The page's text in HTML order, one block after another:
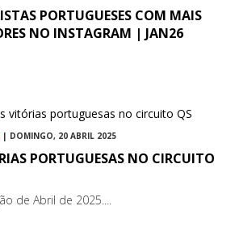
PORTUGUESES COM MAIS
NO INSTAGRAM | JAN26
| DOMINGO, 20 ABRIL 2025
PORTUGUESAS NO CIRCUITO
de Abril de 2025....